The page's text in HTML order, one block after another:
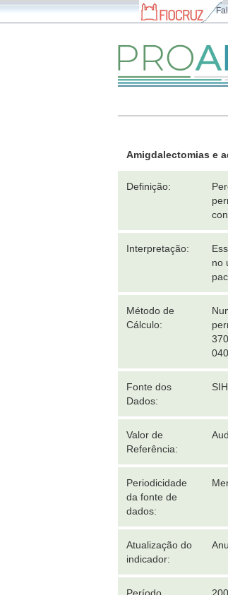
Amigdalectomias e
Definição:
Interpretação:
no
Método de
Cálculo:
Fonte dos
Dados:
Valor de
Referência:
Periodicidade
da fonte de
dados:
Atualização do
indicador: